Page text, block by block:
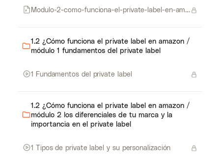
Modulo-2-como-funciona-el-private-label-en-amazon
1.2 ¿Cómo funciona el private label en amazon /
módulo 1 fundamentos del private label
1 Fundamentos del private label
1.2 ¿Cómo funciona el private label en amazon /
módulo 2 los diferenciales de tu marca y la
importancia en el private label
1 Tipos de private label y su personalización